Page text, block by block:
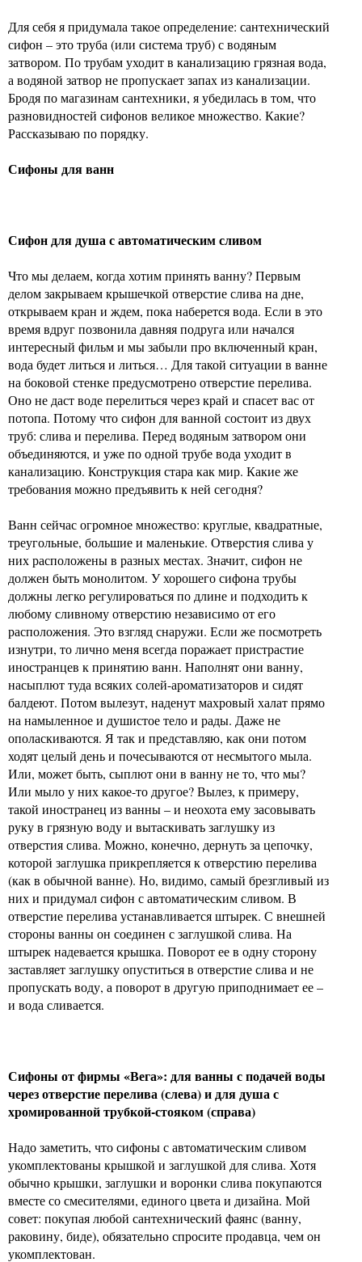
Для себя я придумала такое определение: сантехнический
сифон – это труба (или система труб) с водяным
затвором. По трубам уходит в канализацию грязная вода,
а водяной затвор не пропускает запах из канализации.
Бродя по магазинам сантехники, я убедилась в том, что
разновидностей сифонов великое множество. Какие?
Рассказываю по порядку.
Сифоны для ванн
Сифон для душа с автоматическим сливом
Что мы делаем, когда хотим принять ванну? Первым
делом закрываем крышечкой отверстие слива на дне,
открываем кран и ждем, пока наберется вода. Если в это
время вдруг позвонила давняя подруга или начался
интересный фильм и мы забыли про включенный кран,
вода будет литься и литься… Для такой ситуации в ванне
на боковой стенке предусмотрено отверстие перелива.
Оно не даст воде перелиться через край и спасет вас от
потопа. Потому что сифон для ванной состоит из двух
труб: слива и перелива. Перед водяным затвором они
объединяются, и уже по одной трубе вода уходит в
канализацию. Конструкция стара как мир. Какие же
требования можно предъявить к ней сегодня?
Ванн сейчас огромное множество: круглые, квадратные,
треугольные, большие и маленькие. Отверстия слива у
них расположены в разных местах. Значит, сифон не
должен быть монолитом. У хорошего сифона трубы
должны легко регулироваться по длине и подходить к
любому сливному отверстию независимо от его
расположения. Это взгляд снаружи. Если же посмотреть
изнутри, то лично меня всегда поражает пристрастие
иностранцев к принятию ванн. Наполнят они ванну,
насыплют туда всяких солей-ароматизаторов и сидят
балдеют. Потом вылезут, наденут махровый халат прямо
на намыленное и душистое тело и рады. Даже не
ополаскиваются. Я так и представляю, как они потом
ходят целый день и почесываются от несмытого мыла.
Или, может быть, сыплют они в ванну не то, что мы?
Или мыло у них какое-то другое? Вылез, к примеру,
такой иностранец из ванны – и неохота ему засовывать
руку в грязную воду и вытаскивать заглушку из
отверстия слива. Можно, конечно, дернуть за цепочку,
которой заглушка прикрепляется к отверстию перелива
(как в обычной ванне). Но, видимо, самый брезгливый из
них и придумал сифон с автоматическим сливом. В
отверстие перелива устанавливается штырек. С внешней
стороны ванны он соединен с заглушкой слива. На
штырек надевается крышка. Поворот ее в одну сторону
заставляет заглушку опуститься в отверстие слива и не
пропускать воду, а поворот в другую приподнимает ее –
и вода сливается.
Сифоны от фирмы «Вега»: для ванны с подачей воды
через отверстие перелива (слева) и для душа с
хромированной трубкой-стояком (справа)
Надо заметить, что сифоны с автоматическим сливом
укомплектованы крышкой и заглушкой для слива. Хотя
обычно крышки, заглушки и воронки слива покупаются
вместе со смесителями, единого цвета и дизайна. Мой
совет: покупая любой сантехнический фаянс (ванну,
раковину, биде), обязательно спросите продавца, чем он
укомплектован.